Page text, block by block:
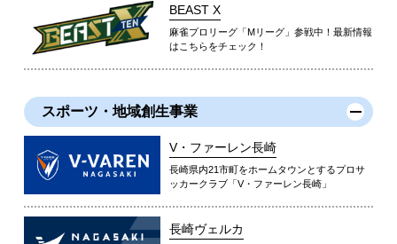
BEAST X
麻雀プロリーグ「Mリーグ」参戦中！最新情報
はこちらをチェック！
スポーツ・地域創生事業
V・ファーレン長崎
長崎県内21市町をホームタウンとするプロサ
ッカークラブ「V・ファーレン長崎」
長崎ヴェルカ